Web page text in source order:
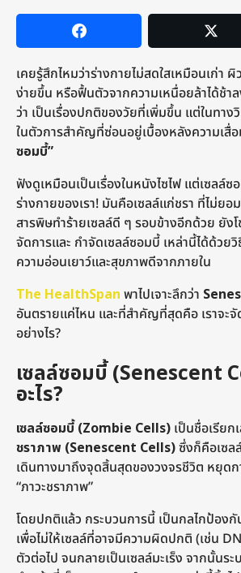
g
o
n
a
g
เคยรู้สึกไหมว่าร่างกายไม่สดใสเหมือนเก่า
ง่ายขึ้น หรือฟื้นตัวจากความเหนื่อยล้าได้ช้า
ว่า เป็นเรื่องปกติของวัยที่เพิ่มขึ้น แต่ในทาง
ในตัวการสำคัญที่ซ่อนอยู่เบื้องหลังความเสื่
ซอมบี้”
ฟังดูเหมือนเป็นเรื่องในหนังไซไฟ แต่เซลล์ซ
ร่างกายของเรา! มันคือเซลล์แก่ชรา ที่ไม่ย
สารพิษทำร้ายเซลล์ดี ๆ รอบข้างอีกด้วย ยังโ
จัดการและ กำจัดเซลล์ซอมบี้ เหล่านี้ได้ด้วย
ความอ่อนเยาว์และสุขภาพดีจากภายใน
The HealthSpan พาไปเจาะลึกว่า
อันตรายแค่ไหน และที่สำคัญที่สุดคือ เราจะ
อย่างไร?
เซลล์ซอมบี้ (Senescent
อะไร?
เซลล์ซอมบี้ (Zombie Cells) เป็นชื่อเรียก
ชราภาพ (Senescent Cells)ซึ่งก็คือเซล
เดินทางมาถึงจุดสิ้นสุดของวงจรชีวิต หยุดก
“ภาวะชราภาพ”
โดยปกติแล้ว กระบวนการนี้ เป็นกลไกป้องกั
เพื่อไม่ให้เซลล์ที่อาจมีความผิดปกติ (เช่น
ตัวต่อไป จนกลายเป็นเซลล์มะเร็ง จากนั้นร